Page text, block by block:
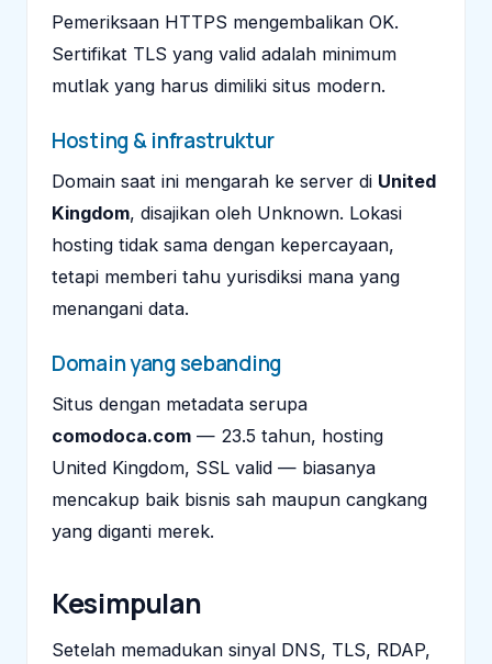
Pemeriksaan HTTPS mengembalikan OK.
Sertifikat TLS yang valid adalah minimum
mutlak yang harus dimiliki situs modern.
Hosting & infrastruktur
Domain saat ini mengarah ke server di United
Kingdom, disajikan oleh Unknown. Lokasi
hosting tidak sama dengan kepercayaan,
tetapi memberi tahu yurisdiksi mana yang
menangani data.
Domain yang sebanding
Situs dengan metadata serupa
comodoca.com — 23.5 tahun, hosting
United Kingdom, SSL valid — biasanya
mencakup baik bisnis sah maupun cangkang
yang diganti merek.
Kesimpulan
Setelah memadukan sinyal DNS, TLS, RDAP,